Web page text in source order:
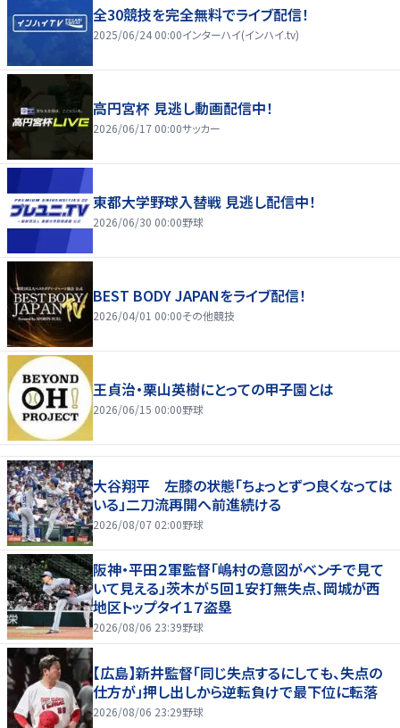
全30競技を完全無料でライブ配信！
2025/06/24 00:00インターハイ(インハイ.tv)
高円宮杯 見逃し動画配信中！
2026/06/17 00:00サッカー
東都大学野球入替戦 見逃し配信中！
2026/06/30 00:00野球
BEST BODY JAPANをライブ配信！
2026/04/01 00:00その他競技
王貞治・栗山英樹にとっての甲子園とは
2026/06/15 00:00野球
大谷翔平 左膝の状態「ちょっとずつ良くなっては
いる」二刀流再開へ前進続ける
2026/08/07 02:00野球
阪神・平田２軍監督「嶋村の意図がベンチで見て
いて見える」茨木が５回１安打無失点、岡城が西
地区トップタイ１７盗塁
2026/08/06 23:39野球
【広島】新井監督「同じ失点するにしても、失点の
仕方が」押し出しから逆転負けで最下位に転落
2026/08/06 23:29野球